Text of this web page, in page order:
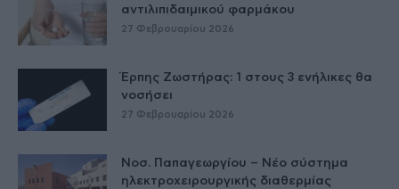
αντιλιπιδαιμικού φαρμάκου
27 Φεβρουαρίου 2026
Έρπης Ζωστήρας: 1 στους 3 ενήλικες θα
νοσήσει
27 Φεβρουαρίου 2026
Νοσ. Παπαγεωργίου – Νέο σύστημα
ηλεκτροχειρουργικής διαθερμίας